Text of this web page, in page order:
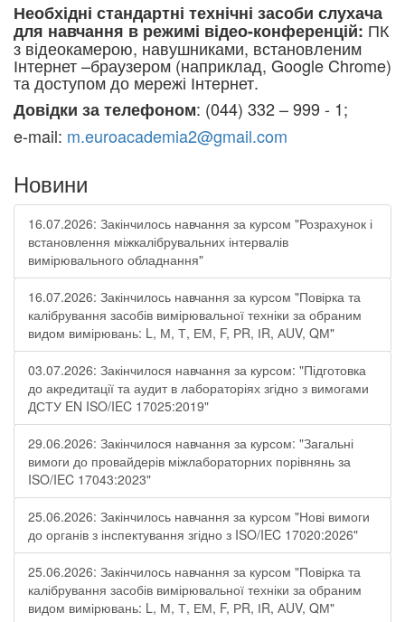
Необхідні стандартні технічні засоби слухача
для навчання в режимі відео-конференцій: ПК
з відеокамерою, навушниками, встановленим
Інтернет –браузером (наприклад, Google Chrome)
та доступом до мережі Інтернет.
Довідки за телефоном: (044) 332 – 999 - 1;
e-mail: m.euroacademia2@gmail.com
Новини
16.07.2026: Закінчилось навчання за курсом "Розрахунок і
встановлення міжкалібрувальних інтервалів
вимірювального обладнання"
16.07.2026: Закінчилось навчання за курсом "Повірка та
калібрування засобів вимірювальної техніки за обраним
видом вимірювань: L, М, Т, ЕМ, F, РR, ІR, АUV, QМ"
03.07.2026: Закінчилося навчання за курсом: "Підготовка
до акредитації та аудит в лабораторіях згідно з вимогами
ДСТУ EN ISO/IEC 17025:2019"
29.06.2026: Закінчилося навчання за курсом: "Загальні
вимоги до провайдерів міжлабораторних порівнянь за
ISO/IEC 17043:2023"
25.06.2026: Закінчилось навчання за курсом "Нові вимоги
до органів з інспектування згідно з ISO/IEC 17020:2026"
25.06.2026: Закінчилось навчання за курсом "Повірка та
калібрування засобів вимірювальної техніки за обраним
видом вимірювань: L, М, Т, ЕМ, F, РR, ІR, АUV, QМ"